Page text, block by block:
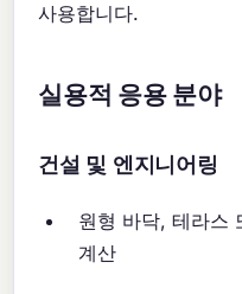
사용합니다.
실용적 응용 분야
건설 및 엔지니어링
원형 바닥, 테라스
계산